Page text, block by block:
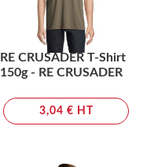
RE CRUSADER T-Shirt
150g - RE CRUSADER
3,04 € HT